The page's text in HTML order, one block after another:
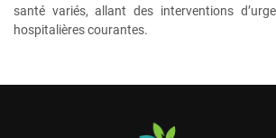
santé variés, allant des interventions
hospitalières courantes.